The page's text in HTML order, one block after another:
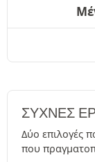
ΣΥΧΝΈΣ
Δύο επιλογές
που